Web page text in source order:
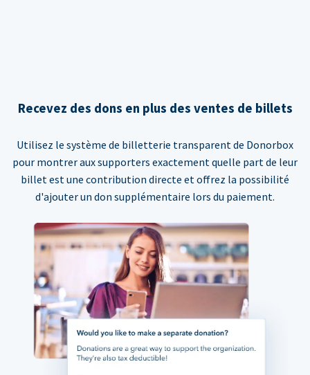
Recevez des dons en plus des ventes de billets
Utilisez le système de billetterie transparent de Donorbox
pour montrer aux supporters exactement quelle part de leur
billet est une contribution directe et offrez la possibilité
d'ajouter un don supplémentaire lors du paiement.